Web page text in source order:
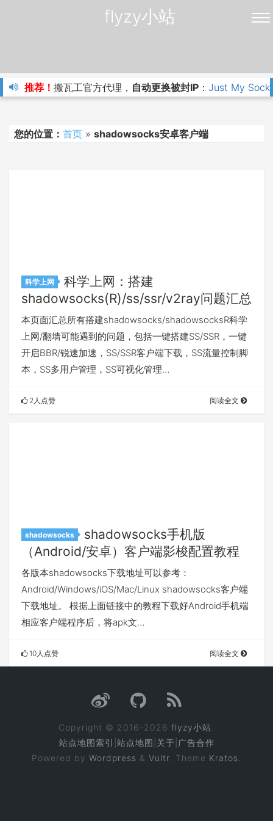
flyzy小站
推荐！ 搬瓦工官方代理， 自动更换被封IP ： Just My
您的位置： 首页 » shadowsocks安卓客户端
科学上网
科学上网：搭建
shadowsocks(R)/ss/ssr/v2ray问题汇总
本页面汇总所有搭建shadowsocks/shadowsocksR科学
上网/翻墙可能遇到的问题，包括一键搭建SS/SSR，一键
开启BBR/锐速加速，SS/SSR客户端下载，SS流量控制脚
本，SS多用户管理，SS可视化管理…
2人点赞 阅读全文
shadowsocks
shadowsocks手机版
（Android/安卓）客户端影梭配置教程
各版本shadowsocks下载地址可以参考：
Android/Windows/iOS/Mac/Linux shadowsocks客户端
下载地址。 根据上面链接中的教程下载好Android手机端
相应客户端程序后，将apk文…
10人点赞 阅读全文
Copyright © 2016-2026 flyzy小站
站点地图索引 站点地图 关于 广告合作
Powered by Wordpress & Vultr . Theme Kratos.